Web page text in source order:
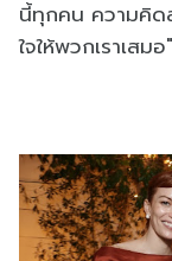
นี้ทุกคน ความคิด
ใจให้พวกเราเสมอ"